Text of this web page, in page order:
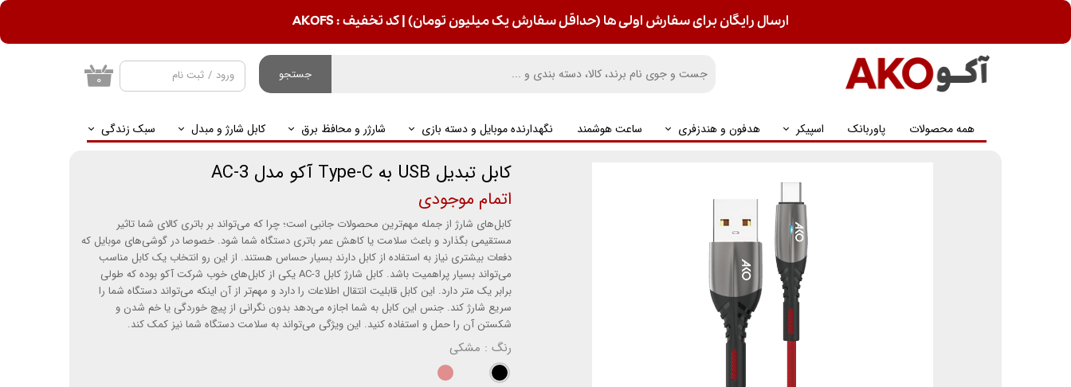
جستجو
همه محصولات پاوربانک اسپیکر هدفون و هندزفری ساعت هوشمند نگهدارنده موبایل و دسته بازی شارژر و محافظ برق کابل شارژ و مبدل سبک زندگی
ورود / ثبت نام
تغییر گذر واژه
۰
ارسال رایگان برای سفارش اولی ها (حداقل سفارش یک میلیون تومان) | کد تخفیف : AKOFS
کابل تبدیل USB به Type-C آکو مدل AC-3
اتمام موجودی
کابل‌های شارژ از جمله مهم‌ترین محصولات جانبی است؛ چرا که می‌تواند بر باتری کالای شما تاثیر
مستقیمی بگذارد و باعث سلامت یا کاهش عمر باتری دستگاه شما شود. خصوصا در گوشی‌های موبایل که
دفعات بیشتری نیاز به استفاده از کابل دارند بسیار حساس هستند. از این رو انتخاب یک کابل مناسب
می‌تواند بسیار پراهمیت باشد. کابل شارژ کابل AC-3 یکی از کابل‌های خوب شرکت آکو بوده که طولی
برابر یک متر دارد. این کابل قابلیت انتقال اطلاعات را دارد و مهم‌تر از آن اینکه می‌تواند دستگاه شما را
سریع شارژ کند. جنس این کابل به شما اجازه می‌دهد بدون نگرانی از پیچ خوردگی یا خم شدن و
شکستن آن را حمل و استفاده کنید. این ویژگی می‌تواند به سلامت دستگاه شما نیز کمک کند.
رنگ : مشکی